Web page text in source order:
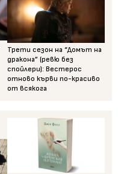
Трети сезон на “Домът на
дракона” (ревю без
спойлери): Вестерос
отново кърви по-красиво
от всякога